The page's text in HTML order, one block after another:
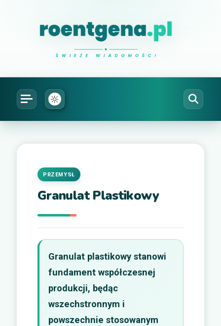
Natalia Roentgen
Granulat Plastikowy
PRZEMYSŁ
Granulat plastikowy stanowi
fundament współczesnej
produkcji, będąc
wszechstronnym i
powszechnie stosowanym